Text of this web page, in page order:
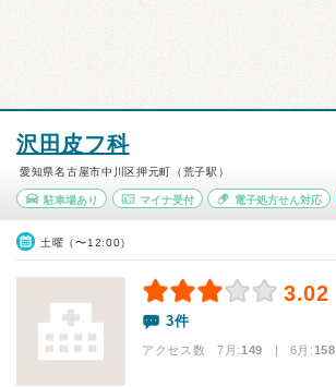
沢田皮フ科
愛知県名古屋市中川区押元町（荒子駅）
駐車場あり マイナ受付 電子処方せん対応
土曜（〜12:00）
3.02
3件
アクセス数 7月:149 | 6月:158